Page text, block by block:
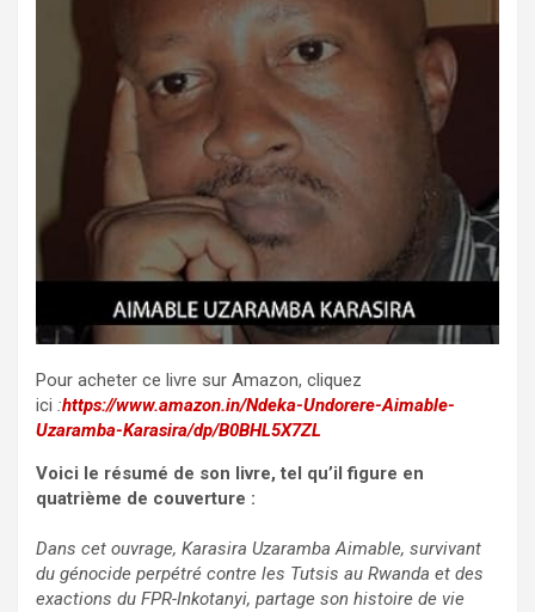
Pour acheter ce livre sur Amazon, cliquez
ici :https://www.amazon.in/Ndeka-Undorere-Aimable-
Uzaramba-Karasira/dp/B0BHL5X7ZL
Voici le résumé de son livre, tel qu’il figure en
quatrième de couverture :
Dans cet ouvrage, Karasira Uzaramba Aimable, survivant
du génocide perpétré contre les Tutsis au Rwanda et des
exactions du FPR-Inkotanyi, partage son histoire de vie